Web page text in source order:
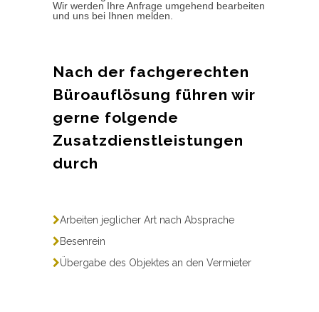
Wir werden Ihre Anfrage umgehend bearbeiten
und uns bei Ihnen melden.
Nach der fachgerechten
Büroauflösung führen wir
gerne folgende
Zusatzdienstleistungen
durch
Arbeiten jeglicher Art nach Absprache
Besenrein
Übergabe des Objektes an den Vermieter